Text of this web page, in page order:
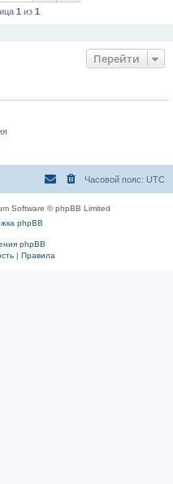
1 из 1
Перейти
Часовой пояс: UTC
Software © phpBB Limited
phpBB
phpBB
| Правила